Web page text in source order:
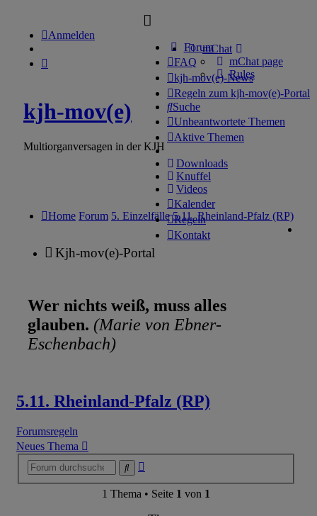
Forum
FAQ
kjh-mov(e)-News
Regeln zum kjh-mov(e)-Portal
Suche
Unbeantwortete Themen
Aktive Themen
Downloads
Knuffel
Videos
Kalender
Regeln
Kontakt
Anmelden
mChat
mChat page
Rules
kjh-mov(e)
Multiorganversagen in der KJH
Home Forum 5. Einzelfälle 5.11. Rheinland-Pfalz (RP)
Kjh-mov(e)-Portal
Wer nichts weiß, muss alles
glauben. (Marie von Ebner-
Eschenbach)
5.11. Rheinland-Pfalz (RP)
Forumsregeln
Neues Thema
1 Thema • Seite 1 von 1